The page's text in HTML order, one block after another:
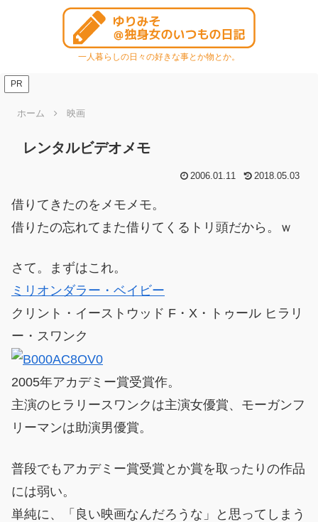
一人暮らしの日々の好きな事とか物とか。
PR
ホーム 映画
レンタルビデオメモ
2006.01.11 2018.05.03
借りてきたのをメモメモ。
借りたの忘れてまた借りてくるトリ頭だから。ｗ
さて。まずはこれ。
ミリオンダラー・ベイビー
クリント・イーストウッド F・X・トゥール ヒラリ
ー・スワンク
2005年アカデミー賞受賞作。
主演のヒラリースワンクは主演女優賞、モーガンフ
リーマンは助演男優賞。
普段でもアカデミー賞受賞とか賞を取ったりの作品
には弱い。
単純に、「良い映画なんだろうな」と思ってしまう